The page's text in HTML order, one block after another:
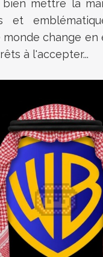
bien mettre la
et
monde change
à l'accepter...